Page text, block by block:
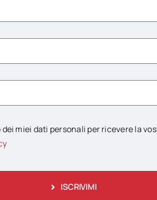
miei dati personali per ricevere la
ISCRIVIMI